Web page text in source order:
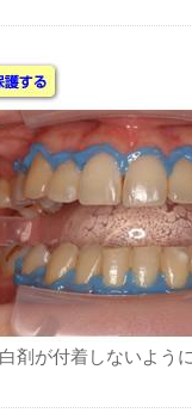
剤が付着しないよう